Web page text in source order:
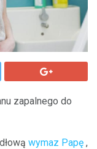
zapalnego do
wymaz Papę ,